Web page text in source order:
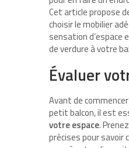
Cet article propose
choisir le mobilier
sensation d’espace
de verdure à votre
Évaluer
Avant de
petit balcon, il est
votre espace.
précises pour savoir